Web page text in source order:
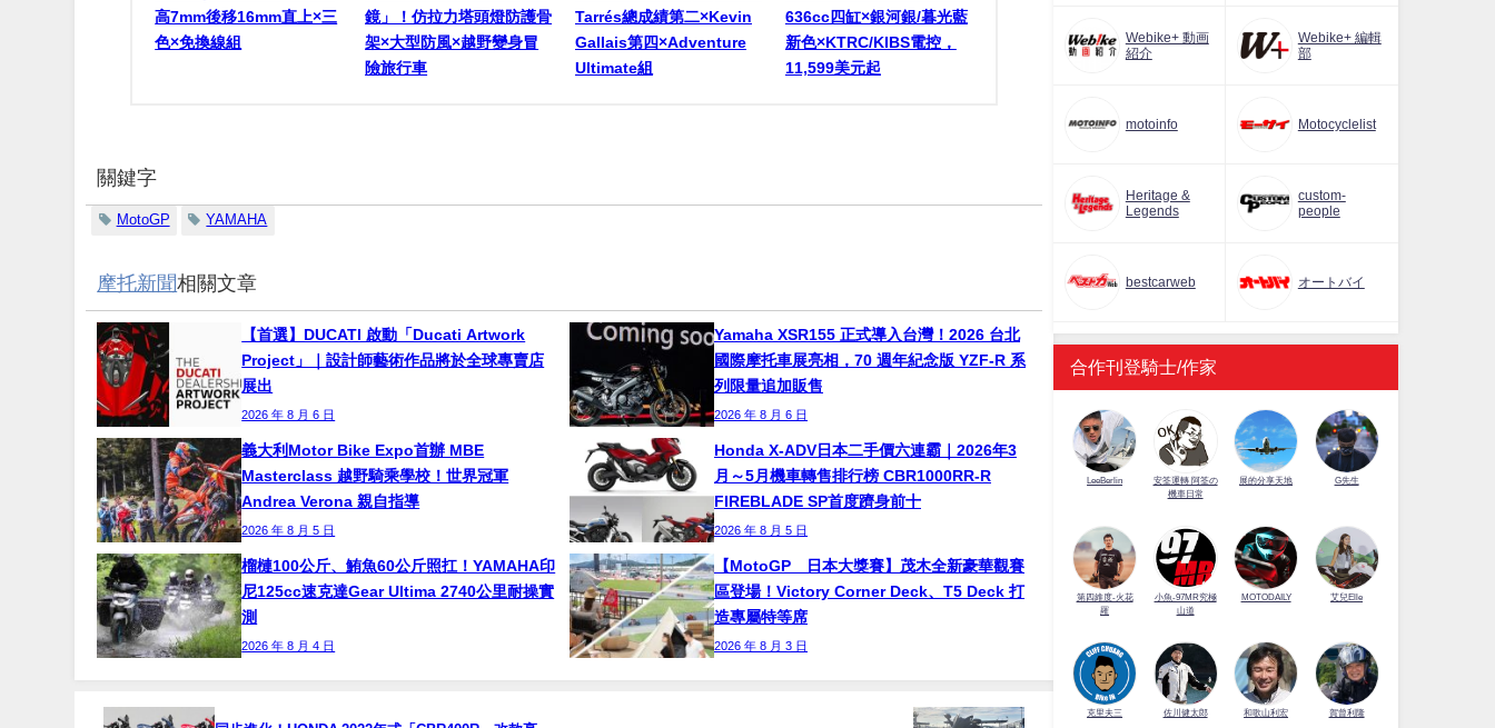
高7mm後移16mm直上×三
色×免換線組
鏡」！仿拉力塔頭燈防護骨
架×大型防風×越野變身冒
險旅行車
Tarrés總成績第二×Kevin
Gallais第四×Adventure
Ultimate組
636cc四缸×銀河銀/暮光藍
新色×KTRC/KIBS電控，
11,599美元起
關鍵字
MotoGP YAMAHA
摩托新聞相關文章
【首選】DUCATI 啟動「Ducati Artwork
Project」｜設計師藝術作品將於全球專賣店
展出
2026 年 8 月 6 日
Yamaha XSR155 正式導入台灣！2026 台北
國際摩托車展亮相，70 週年紀念版 YZF-R 系
列限量追加販售
2026 年 8 月 6 日
義大利Motor Bike Expo首辦 MBE
Masterclass 越野騎乘學校！世界冠軍
Andrea Verona 親自指導
2026 年 8 月 5 日
Honda X-ADV日本二手價六連霸｜2026年3
月～5月機車轉售排行榜 CBR1000RR-R
FIREBLADE SP首度躋身前十
2026 年 8 月 5 日
榴槤100公斤、鮪魚60公斤照扛！YAMAHA印
尼125cc速克達Gear Ultima 2740公里耐操實
測
2026 年 8 月 4 日
【MotoGP™日本大獎賽】茂木全新豪華觀賽
區登場！Victory Corner Deck、T5 Deck 打
造專屬特等席
2026 年 8 月 3 日
Webike+ 動画
紹介
Webike+ 編輯
部
motoinfo Motocyclelist
Heritage &
Legends
custom-
people
bestcarweb オートバイ
合作刊登騎士/作家
LeeBerlin
安筌運轉 阿筌の
機車日常
展的分享天地 G先生
第四維度-火花
羅
小魚-97MR究極
山道
MOTODAILY 艾兒Elle
克里夫三 佐川健太郎 和歌山利宏 賀曾利隆